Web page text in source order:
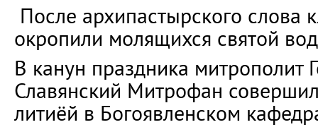
После архипастырского слова
окропили молящихся святой
В канун праздника митрополит
Славянский Митрофан
литиёй в Богоявленском